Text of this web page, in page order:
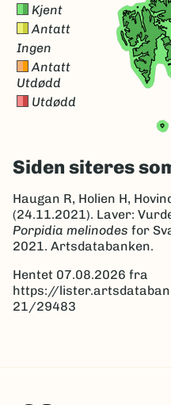
Kjent
Antatt
Ingen
Antatt
Utdødd
Utdødd
Siden siteres
Haugan R, Holien H,
(24.11.2021). Laver:
Porpidia melinodes for
2021. Artsdatabanken.
Hentet 07.08.2026 fra
https://
21/29483